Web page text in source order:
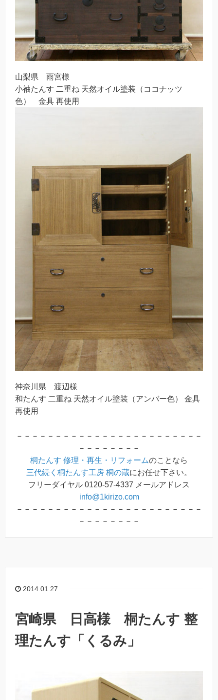
山梨県 雨宮様
小袖たんす 二重ね 天然オイル塗装（ココナッツ
色） 金具 再使用
神奈川県 渡辺様
和たんす 二重ね 天然オイル塗装（アンバー色） 金具
再使用
－－－－－－－－－－－－－－－－－－－－－－－－
－－－－－－－－
桐たんす 修理・再生・リフォームのことなら
三代続く桐たんす工房 桐の蔵にお任せ下さい。
フリーダイヤル 0120-57-4337 メールアドレス
info@1kirizo.com
－－－－－－－－－－－－－－－－－－－－－－－－
－－－－－－－－
2014.01.27
宮崎県 日高様 桐たんす 整
理たんす「くるみ」